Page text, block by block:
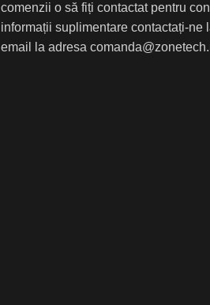
comenzii o să fiți contactat pentru
informații suplimentare contactați-
email la adresa